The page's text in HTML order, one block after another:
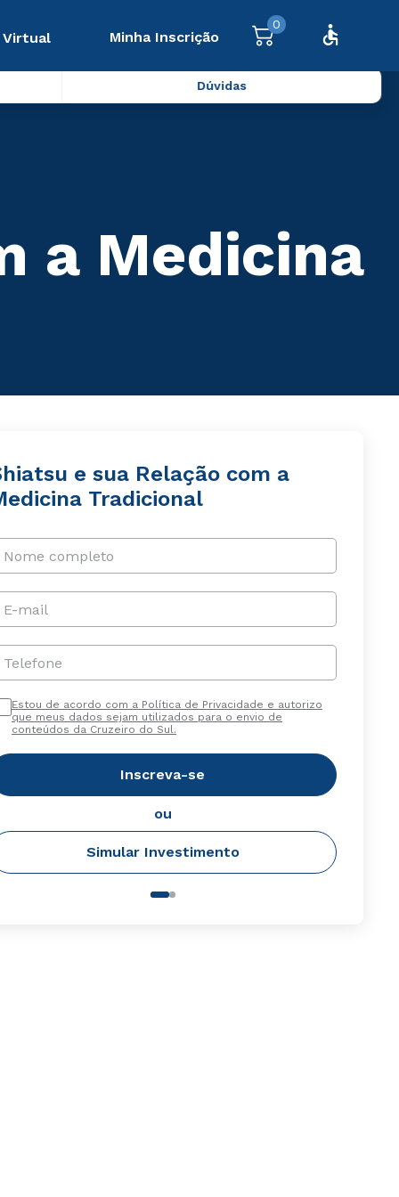
Virtual Minha Inscrição
0
Dúvidas
a Medicina
e sua Relação com a
Tradicional
Nome completo
E-mail
Telefone
Estou de acordo com a Política de Privacidade e autorizo
que meus dados sejam utilizados para o envio de
conteúdos da Cruzeiro do Sul.
Inscreva-se
ou
Simular Investimento